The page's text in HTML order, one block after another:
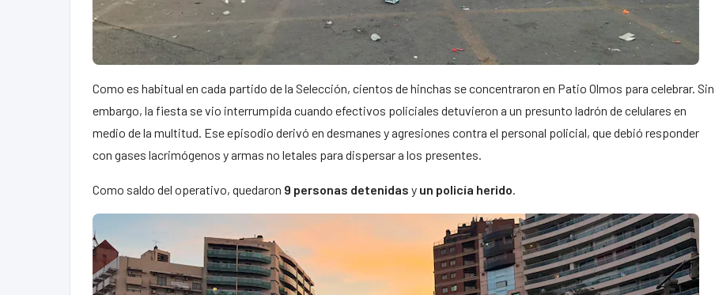
Como es habitual en cada partido de la Selección, cientos de hinchas se concentraron en Patio Olmos para celebrar. Sin
embargo, la fiesta se vio interrumpida cuando efectivos policiales detuvieron a un presunto ladrón de celulares en
medio de la multitud. Ese episodio derivó en desmanes y agresiones contra el personal policial, que debió responder
con gases lacrimógenos y armas no letales para dispersar a los presentes.
Como saldo del operativo, quedaron 9 personas detenidas y un policía herido.